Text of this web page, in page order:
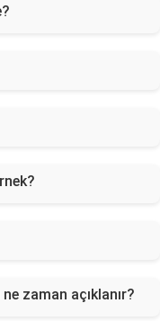
zaman açıklanır?